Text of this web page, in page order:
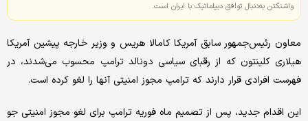
واشنگتن به‌دنبال توافق دیپلماتیک با ایران است.
معاون رئیس‌جمهور سابق آمریکا کامالا هریس و وزیر خارجه پیشین آمریکا
هیلاری کلینتون که از رقبای سیاسی دونالد ترامپ محسوب می‌شدند، در
فهرست افرادی قرار دارند که ترامپ مجوز امنیتی آنها را لغو کرده است.
این اقدام جدید، پس از تصمیم ماه فوریه ترامپ برای لغو مجوز امنیتی جو